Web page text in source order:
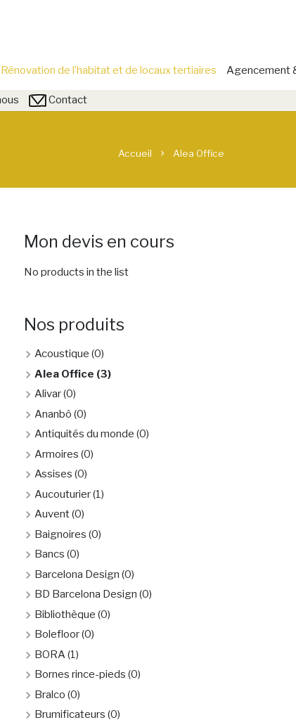
Rénovation de l’habitat et de locaux tertiaires Agencement
Contact
Accueil chevron_right Alea Office
Mon devis en cours
No products in the list
Nos produits
Acoustique (0)
Alea Office (3)
Alivar(0)
Ananbô (0)
Antiquités du monde (0)
Armoires (0)
Assises (0)
Aucouturier(1)
Auvent(0)
Baignoires (0)
Bancs (0)
Barcelona Design (0)
BD Barcelona Design (0)
Bibliothèque (0)
Bolefloor(0)
BORA (1)
Bornes rince-pieds (0)
Bralco (0)
Brumificateurs (0)